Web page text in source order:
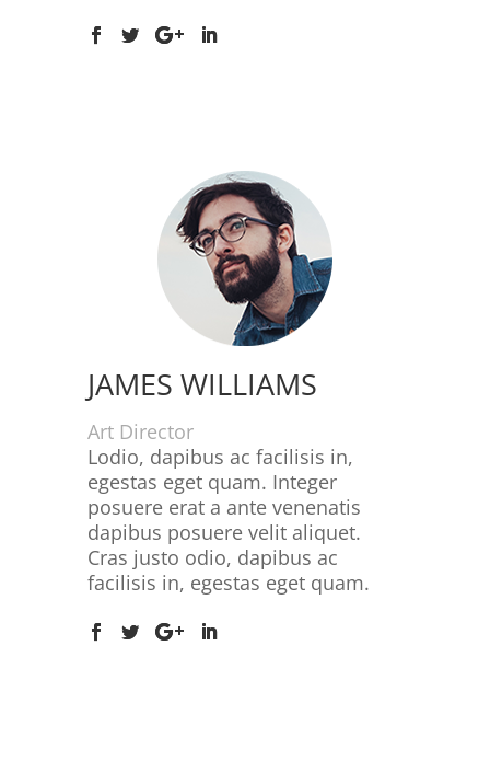
JAMES WILLIAMS
Art Director
Lodio, dapibus ac facilisis in,
egestas eget quam. Integer
posuere erat a ante venenatis
dapibus posuere velit aliquet.
Cras justo odio, dapibus ac
facilisis in, egestas eget quam.